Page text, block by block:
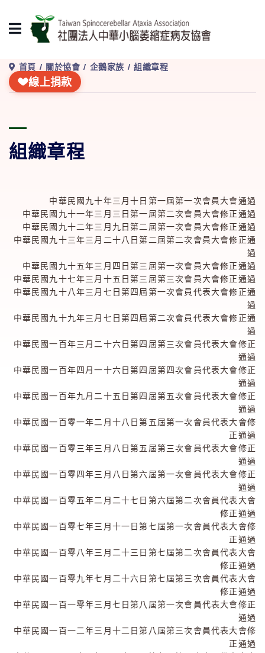
線上捐款
首頁 關於協會 企鵝家族 組織章程
組織章程
中華民國九十年三月十日第一屆第一次會員大會通過
中華民國九十一年三月三日第一屆第二次會員大會修正通過
中華民國九十二年三月九日第二屆第一次會員大會修正通過
中華民國九十三年三月二十八日第二屆第二次會員大會修正通
過
中華民國九十五年三月四日第三屆第一次會員大會修正通過
中華民國九十七年三月十五日第三屆第三次會員大會修正通過
中華民國九十八年三月七日第四屆第一次會員代表大會修正通
過
中華民國九十九年三月七日第四屆第二次會員代表大會修正通
過
中華民國一百年三月二十六日第四屆第三次會員代表大會修正
通過
中華民國一百年四月一十六日第四屆第四次會員代表大會修正
通過
中華民國一百年九月二十五日第四屆第五次會員代表大會修正
通過
中華民國一百零一年二月十八日第五屆第一次會員代表大會修
正通過
中華民國一百零三年三月八日第五屆第三次會員代表大會修正
通過
中華民國一百零四年三月八日第六屆第一次會員代表大會修正
通過
中華民國一百零五年二月二十七日第六屆第二次會員代表大會
修正通過
中華民國一百零七年三月十一日第七屆第一次會員代表大會修
正通過
中華民國一百零八年三月二十三日第七屆第二次會員代表大會
修正通過
中華民國一百零九年七月二十六日第七屆第三次會員代表大會
修正通過
中華民國一百一零年三月七日第八屆第一次會員代表大會修正
通過
中華民國一百一二年三月十二日第八屆第三次會員代表大會修
正通過